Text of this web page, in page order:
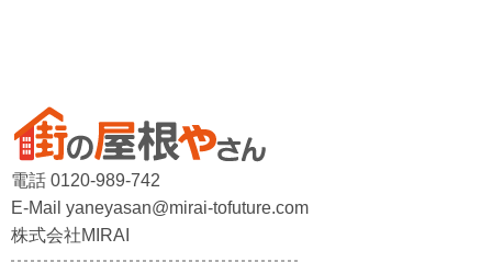
電話 0120-989-742
E-Mail yaneyasan@mirai-tofuture.com
株式会社MIRAI